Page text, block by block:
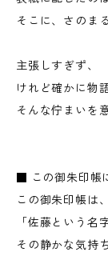
そこに、さのま
主張しすぎず、
けれど確かに物
そんな佇まいを
■ この御朱印帳
この御朱印帳は、
「佐藤という名
その静かな気持